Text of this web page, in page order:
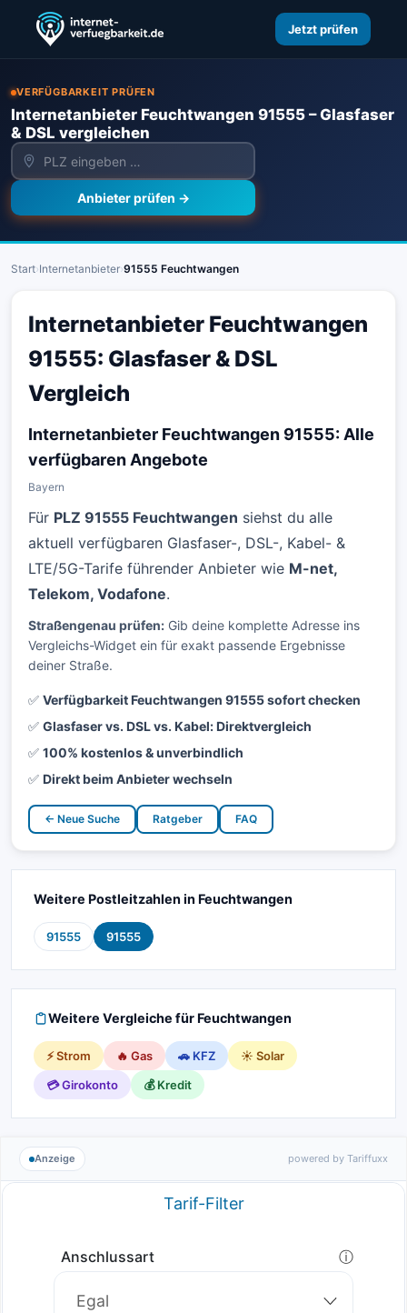
Jetzt prüfen
VERFÜGBARKEIT PRÜFEN
Internetanbieter Feuchtwangen 91555 – Glasfaser
& DSL vergleichen
Anbieter prüfen →
Start›Internetanbieter›91555 Feuchtwangen
Internetanbieter Feuchtwangen
91555: Glasfaser & DSL
Vergleich
Internetanbieter Feuchtwangen 91555: Alle
verfügbaren Angebote
Bayern
Für PLZ 91555 Feuchtwangen siehst du alle
aktuell verfügbaren Glasfaser-, DSL-, Kabel- &
LTE/5G-Tarife führender Anbieter wie M-net,
Telekom, Vodafone.
Straßengenau prüfen: Gib deine komplette Adresse ins
Vergleichs-Widget ein für exakt passende Ergebnisse
deiner Straße.
✅ Verfügbarkeit Feuchtwangen 91555 sofort checken
✅ Glasfaser vs. DSL vs. Kabel: Direktvergleich
✅ 100% kostenlos & unverbindlich
✅ Direkt beim Anbieter wechseln
← Neue Suche Ratgeber FAQ
Weitere Postleitzahlen in Feuchtwangen
91555 91555
Weitere Vergleiche für Feuchtwangen
⚡ Strom 🔥 Gas 🚗 KFZ
☀️ Solar
💳 Girokonto
💰 Kredit
Anzeige powered by Tariffuxx